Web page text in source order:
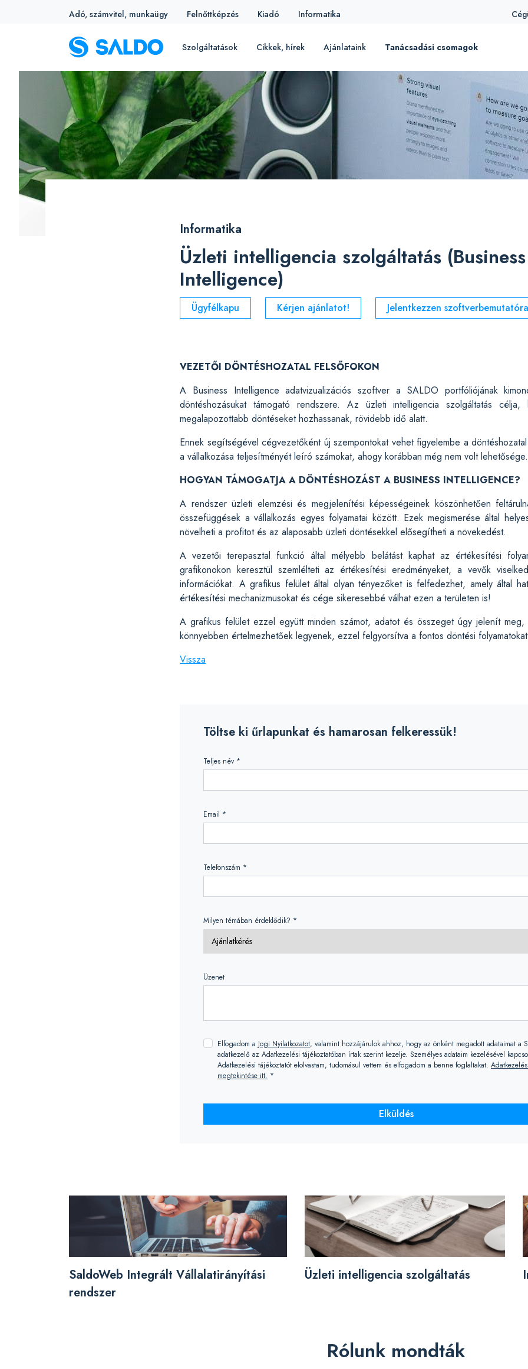
Adó, számvitel, munkaügy Felnőttképzés Kiadó Informatika
Szolgáltatások Cikkek, hírek Ajánlataink Tanácsadási csomagok
Informatika
Üzleti intelligencia szolgáltatás (Business
Intelligence)
Ügyfélkapu Kérjen ajánlatot! Jelentkezzen
VEZETŐI DÖNTÉSHOZATAL FELSŐFOKON
A Business Intelligence adatvizualizációs szoftver a SALDO portfóliójának
döntéshozásukat támogató rendszere. Az üzleti intelligencia szolgáltatás
megalapozottabb döntéseket hozhassanak, rövidebb idő alatt.
Ennek segítségével cégvezetőként új szempontokat vehet figyelembe a
a vállalkozása teljesítményét leíró számokat, ahogy korábban még nem volt lehetősége.
HOGYAN TÁMOGATJA A DÖNTÉSHOZÁST A BUSINESS INTELLIGENCE?
A rendszer üzleti elemzési és megjelenítési képességeinek köszönhetően
összefüggések a vállalkozás egyes folyamatai között. Ezek megismerése által
növelheti a profitot és az alaposabb üzleti döntésekkel elősegítheti a növekedést.
A vezetői terepasztal funkció által mélyebb belátást kaphat az értékesítési
grafikonokon keresztül szemlélteti az értékesítési eredményeket, a vevők
információkat. A grafikus felület által olyan tényezőket is felfedezhet, amely által
értékesítési mechanizmusokat és cége sikeresebbé válhat ezen a területen is!
A grafikus felület ezzel együtt minden számot, adatot és összeget úgy jelenít
könnyebben értelmezhetőek legyenek, ezzel felgyorsítva a fontos döntési
Vissza
Töltse ki űrlapunkat és hamarosan felkeressük!
Teljes név *
Email *
Telefonszám *
Milyen témában érdeklődik? *
Üzenet
Elfogadom a Jogi Nyilatkozatot, valamint hozzájárulok ahhoz, hogy az önként megadott adataimat a
adatkezelő az Adatkezelési tájékoztatóban írtak szerint kezelje. Személyes adataim kezelésével
Adatkezelési tájékoztatót elolvastam, tudomásul vettem és elfogadom a benne foglaltakat.
megtekintése itt. *
Elküldés
SaldoWeb Integrált Vállalatirányítási
rendszer
Üzleti intelligencia szolgáltatás
Rólunk mondták